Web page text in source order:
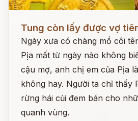
Tung còn lấy được vợ
Ngày xưa có chàng mồ côi
Pịa mất từ ngày nào không
cậu mợ, anh chị em của Pịa
không hay. Người ta chỉ thấy
rừng hái củi đem bán cho
quanh vùng.